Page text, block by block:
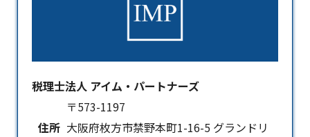
税理士法人 アイム・パートナーズ
住所
〒573-1197
大阪府枚方市禁野本町1-16-5 グランドリ